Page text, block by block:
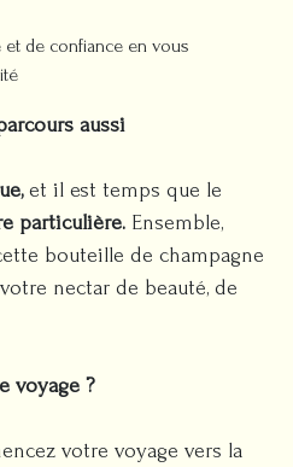
de confiance en vous
aussi
et il est temps que le
particulière. Ensemble,
bouteille de champagne
nectar de beauté, de
voyage ?
votre voyage vers la